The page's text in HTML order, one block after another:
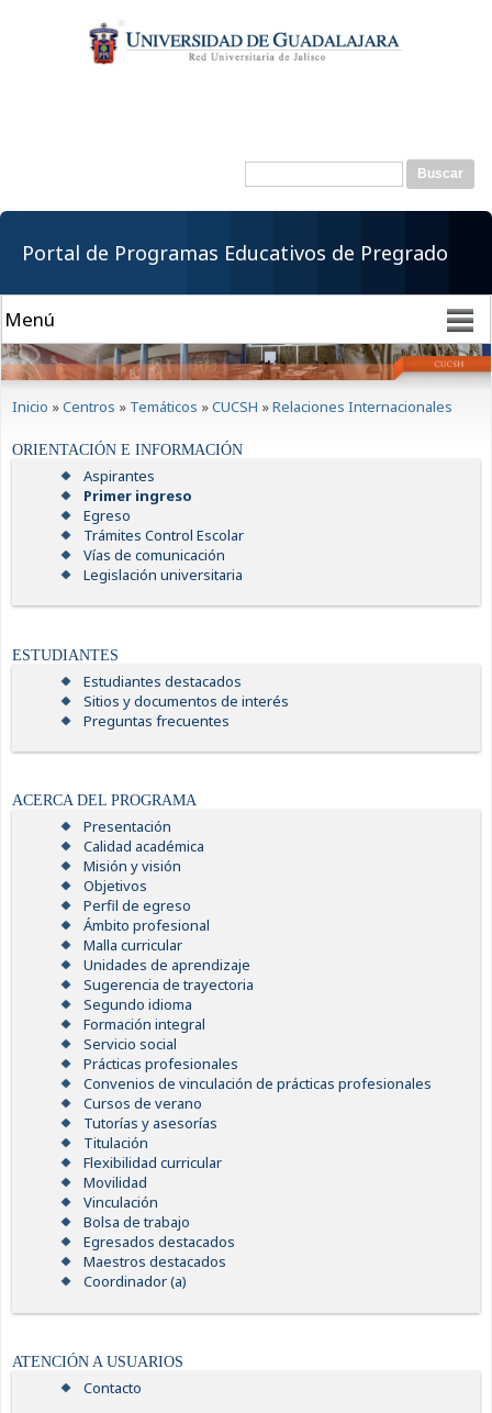
contenido
principal
Formulario de
Buscar
Portal de Programas Educativos de Pregrado
Inicio »Centros » Temáticos »CUCSH »Relaciones Internacionales
ORIENTACIÓN E INFORMACIÓN
Aspirantes
Primer ingreso
Egreso
Trámites Control Escolar
Vías de comunicación
Legislación universitaria
ESTUDIANTES
Estudiantes destacados
Sitios y documentos de interés
Preguntas frecuentes
ACERCA DEL PROGRAMA
Presentación
Calidad académica
Misión y visión
Objetivos
Perfil de egreso
Ámbito profesional
Malla curricular
Unidades de aprendizaje
Sugerencia de trayectoria
Segundo idioma
Formación integral
Servicio social
Prácticas profesionales
Convenios de vinculación de prácticas profesionales
Cursos de verano
Tutorías y asesorías
Titulación
Flexibilidad curricular
Movilidad
Vinculación
Bolsa de trabajo
Egresados destacados
Maestros destacados
Coordinador (a)
ATENCIÓN A USUARIOS
Contacto